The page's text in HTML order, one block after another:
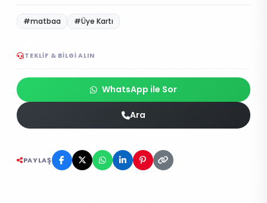
#matbaa #Üye Kartı
TEKLIF & BILGI ALIN
WhatsApp ile Sor
Ara
PAYLAŞ